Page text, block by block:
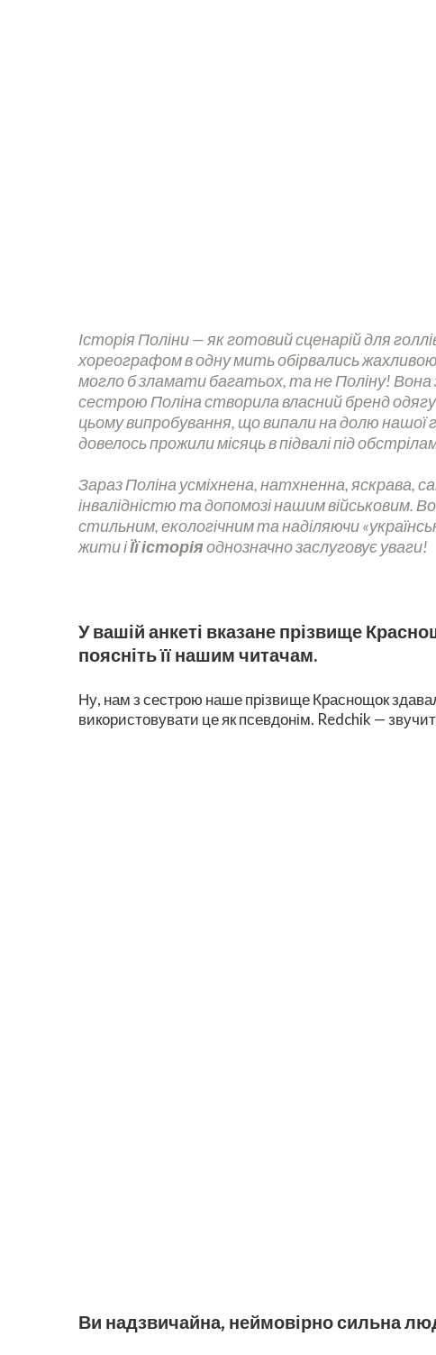
Історія Поліни — як готовий сценарій для
хореографом в одну мить обірвались жахливою
могло б зламати багатьох, та не Поліну!
сестрою Поліна створила власний бренд
цьому випробування, що випали на долю нашої
довелось прожили місяць в підвалі під
Зараз Поліна усміхнена, натхненна, яскрава,
інвалідністю та допомозі нашим військовим.
стильним, екологічним та наділяючи
жити іЇї історіяоднозначно заслуговує уваги!
У вашій анкеті вказане прізвище
поясніть її нашим читачам.
Ну, нам з сестрою наше прізвище Краснощок
використовувати це як псевдонім. Redchik —
Ви надзвичайна, неймовірно сильна